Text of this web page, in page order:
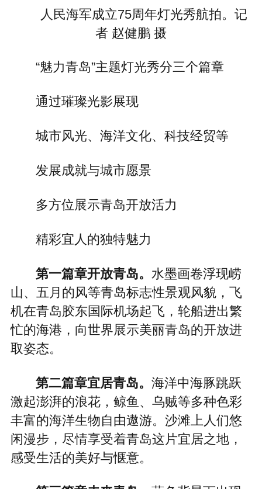
人民海军成立75周年灯光秀航拍。记
者 赵健鹏 摄
“魅力青岛”主题灯光秀分三个篇章
通过璀璨光影展现
城市风光、海洋文化、科技经贸等
发展成就与城市愿景
多方位展示青岛开放活力
精彩宜人的独特魅力
第一篇章开放青岛。 水墨画卷浮现崂
山、五月的风等青岛标志性景观风貌，飞
机在青岛胶东国际机场起飞，轮船进出繁
忙的海港，向世界展示美丽青岛的开放进
取姿态。
第二篇章宜居青岛。 海洋中海豚跳跃
激起澎湃的浪花，鲸鱼、乌贼等多种色彩
丰富的海洋生物自由遨游。沙滩上人们悠
闲漫步，尽情享受着青岛这片宜居之地，
感受生活的美好与惬意。